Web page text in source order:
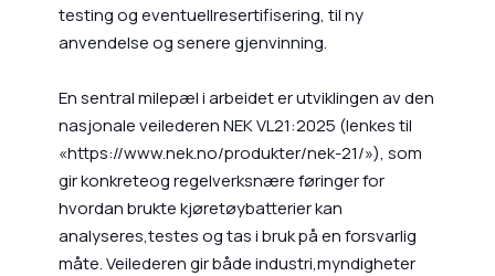
testing og eventuellresertifisering, til ny
anvendelse og senere gjenvinning.
En sentral milepæl i arbeidet er utviklingen av den
nasjonale veilederen NEK VL21:2025 (lenkes til
«https://www.nek.no/produkter/nek-21/»), som
gir konkreteog regelverksnære føringer for
hvordan brukte kjøretøybatterier kan
analyseres,testes og tas i bruk på en forsvarlig
måte. Veilederen gir både industri,myndigheter